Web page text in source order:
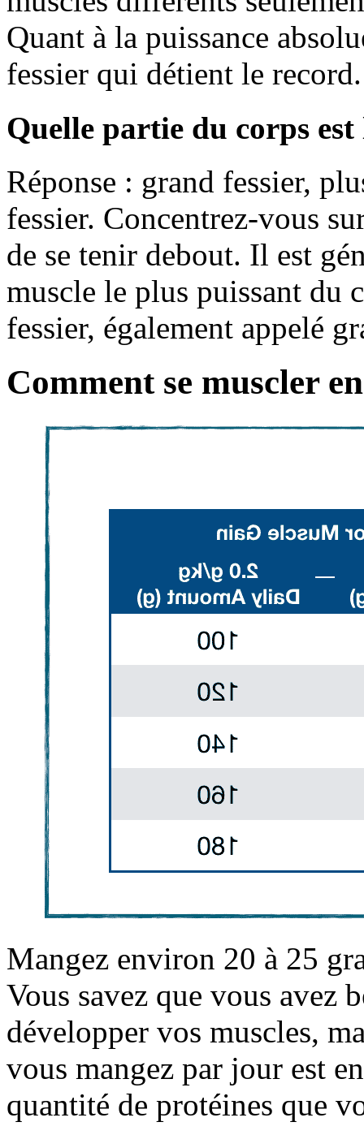
Quant à la puissance
fessier qui détient le record.
Quelle partie du corps est
Réponse : grand fessier,
fessier. Concentrez-vous
de se tenir debout. Il est
muscle le plus puissant du
fessier, également appelé
Comment se muscler
Mangez environ 20 à 25
Vous savez que vous avez
développer vos muscles,
vous mangez par jour est
quantité de protéines que